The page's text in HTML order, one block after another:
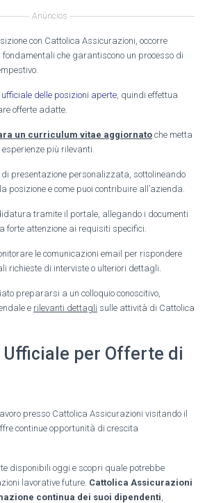
Anúncios
con Cattolica Assicurazioni, occorre
che garantiscono un processo di
ufficiale delle posizioni aperte , quindi effettua
offerte adatte.
un curriculum vitae aggiornato che metta
esperienze più rilevanti.
presentazione personalizzata, sottolineando
posizione e come puoi contribuire all’azienda.
tramite il portale, allegando i documenti
forte attenzione ai requisiti specifici.
le comunicazioni email per rispondere
richieste di interviste o ulteriori dettagli.
prepararsi a un colloquio conoscitivo,
e rilevanti dettagli sulle attività di Cattolica
per Offerte di
presso Cattolica Assicurazioni visitando il
continue opportunità di crescita
disponibili oggi e scopri quale potrebbe
lavorative future. Cattolica Assicurazioni
continua dei suoi dipendenti